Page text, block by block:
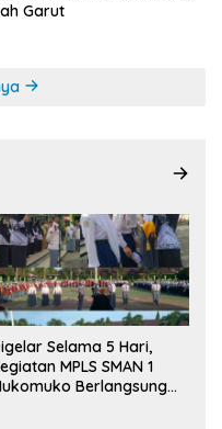
Garut
Selama 5 Hari,
MPLS SMAN 1
Berlangsung